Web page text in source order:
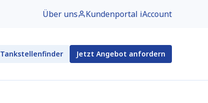
Über uns Kundenportal iAccount
Tankstellenfinder Jetzt Angebot anfordern